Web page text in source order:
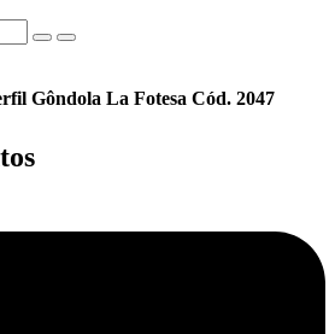
Gôndola La Fotesa Cód. 2047